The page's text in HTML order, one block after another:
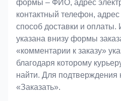
формы – ФИО, адрес
контактный телефон,
способ доставки и оплаты.
указана внизу формы
«комментарии к заказу»
благодаря которому
найти. Для подтверждения
«Заказать».